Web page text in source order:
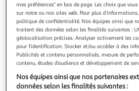
CONCEPT USINE
Dressing blanc 6 étagères 2
cm elysee
Fabricant de bonheur ! Leader de
et extérieur à petits prix.
En savoir +
Vendu parConcept Usine
mes préférences" en bas de page. Les choix que
sur notre ou nos sites web. Pour plus
politique de confidentialité. Nos équipes ainsi que
traitent des données selon les finalités suivantes :
géolocalisation précises. Analyser activement les
pour l’identification. Stocker et/ou accéder à des
Publicités et contenu personnalisés, mesure de
contenu, études d’audience et développement de
Nos équipes ainsi que nos partenaires
données selon les finalités suivantes :